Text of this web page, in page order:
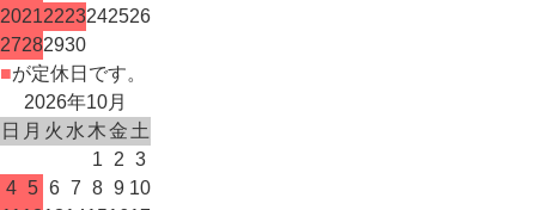
20212223242526
27282930
■が定休日です。
2026年10月
日 月 火 水 木金 土
1
2 3
4 5 6 7 8 9 10